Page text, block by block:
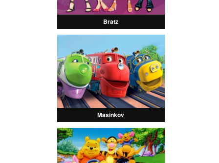
Bratz
Mašinkov